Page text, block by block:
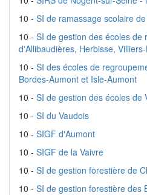
10 - SI de ramassage scolaire
10 - SI de gestion des écoles de
d'Allibaudières, Herbisse,
10 - SI des écoles de
Bordes-Aumont et Isle-Aumont
10 - SI de gestion des écoles de
10 - SI du Vaudois
10 - SIGF d'Aumont
10 - SIGF de la Vaivre
10 - SI de gestion forestière de
10 - SI de gestion forestière des